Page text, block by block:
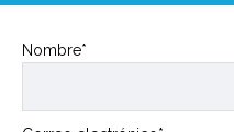
Nombre*